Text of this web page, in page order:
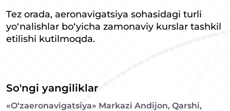
Tez orada, aeronavigatsiya sohasidagi turli
yo‘nalishlar bo‘yicha zamonaviy kurslar tashkil
etilishi kutilmoqda.
So'ngi yangiliklar
«O‘zaeronavigatsiya» Markazi Andijon, Qarshi,